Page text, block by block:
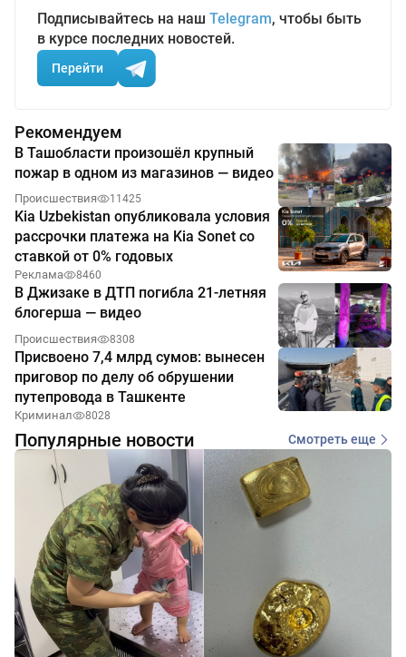
Подписывайтесь на наш Telegram, чтобы быть
в курсе последних новостей.
Перейти
Рекомендуем
В Ташобласти произошёл крупный
пожар в одном из магазинов — видео
Происшествия 11425
Kia Uzbekistan опубликовала условия
рассрочки платежа на Kia Sonet со
ставкой от 0% годовых
Реклама 8460
В Джизаке в ДТП погибла 21-летняя
блогерша — видео
Происшествия 8308
Присвоено 7,4 млрд сумов: вынесен
приговор по делу об обрушении
путепровода в Ташкенте
Криминал 8028
Популярные новости Смотреть еще